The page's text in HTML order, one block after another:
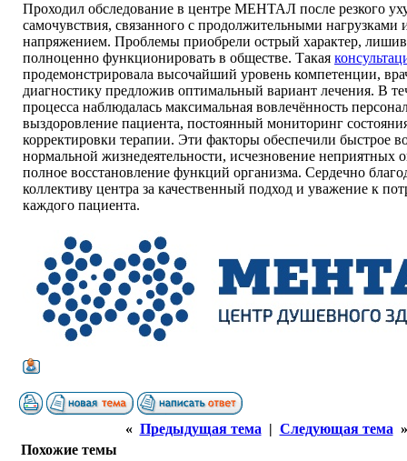
Проходил обследование в центре МЕНТАЛ после резкого
самочувствия, связанного с продолжительными нагрузками
напряжением. Проблемы приобрели острый характер,
полноценно функционировать в обществе. Такая
продемонстрировала высочайший уровень компетенции,
диагностику предложив оптимальный вариант лечения. В
процесса наблюдалась максимальная вовлечённость
выздоровление пациента, постоянный мониторинг
корректировки терапии. Эти факторы обеспечили быстрое
нормальной жизнедеятельности, исчезновение
полное восстановление функций организма. Сердечно
коллективу центра за качественный подход и уважение к
каждого пациента.
« Предыдущая тема | Следующая тема »
Похожие темы